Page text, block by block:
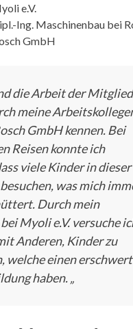
e.V.
Ing. Maschinenbau bei
GmbH
die Arbeit der
meine
GmbH kennen. Bei
Reisen konnte ich
viele Kinder in
was mich
Durch mein
Myoli e.V. versuche
Anderen, Kinder zu
welche einen
haben. „